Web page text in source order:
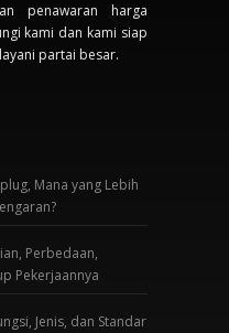
penawaran harga
kami dan kami siap
partai besar.
Mana yang Lebih
Perbedaan,
Pekerjaannya
Jenis, dan Standar